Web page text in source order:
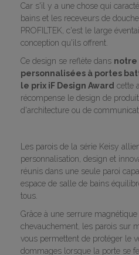
Car s'il y a une chose qui
bains et les receveurs de
PROFILTEK, c'est le large
conception qu'ils offrent.
Ce design se reflète dans notre
personnalisées à portes
le prix iF Design Award cette
récompense le design de
d'architecture ou de
Les parois de la série Keisy
personnalisation, design et
réunis dans une seule paroi
espace de salle de bains
tous.
Grâce à une serrure
chevauchement, les parois sur
vous permettent de protéger le
dommages lorsque la porte se